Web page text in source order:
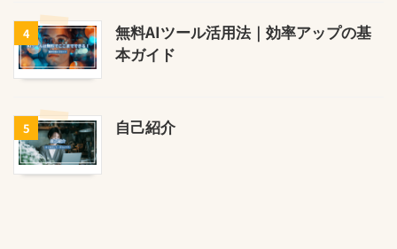
4
無料AIツール活用法｜効率アップの基
本ガイド
5 自己紹介